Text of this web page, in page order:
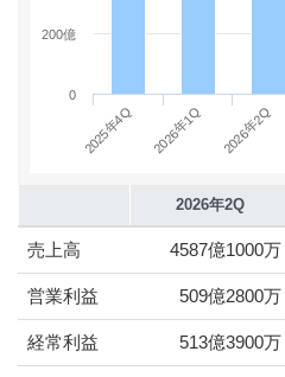
2025年4Q 2026年1Q 2026年2Q
0
200億
2026年2Q
売上高 4587億1000万
営業利益 509億2800万
経常利益 513億3900万